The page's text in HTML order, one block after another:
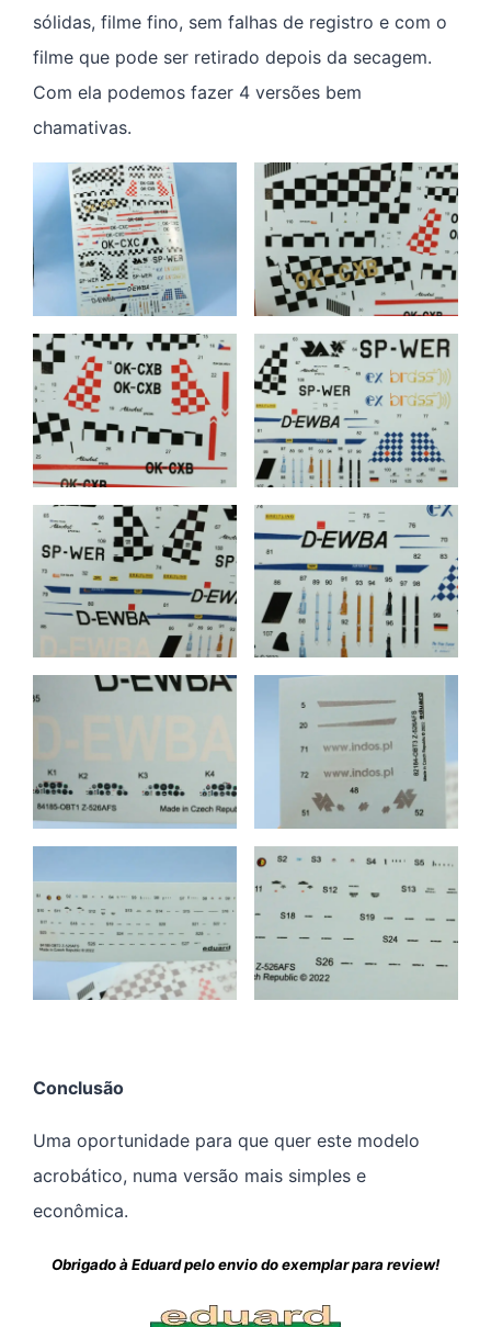
sólidas, filme fino, sem falhas de registro e com o
filme que pode ser retirado depois da secagem.
Com ela podemos fazer 4 versões bem
chamativas.
Conclusão
Uma oportunidade para que quer este modelo
acrobático, numa versão mais simples e
econômica.
Obrigado à Eduard pelo envio do exemplar para review!